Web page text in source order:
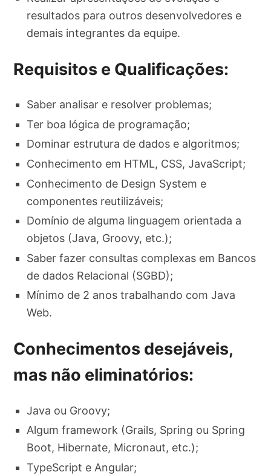
resultados para outros desenvolvedores e
demais integrantes da equipe.
Requisitos e Qualificações:
Saber analisar e resolver problemas;
Ter boa lógica de programação;
Dominar estrutura de dados e algoritmos;
Conhecimento em HTML, CSS, JavaScript;
Conhecimento de Design System e
componentes reutilizáveis;
Domínio de alguma linguagem orientada a
objetos (Java, Groovy, etc.);
Saber fazer consultas complexas em Bancos
de dados Relacional (SGBD);
Mínimo de 2 anos trabalhando com Java
Web.
Conhecimentos desejáveis,
mas não eliminatórios:
Java ou Groovy;
Algum framework (Grails, Spring ou Spring
Boot, Hibernate, Micronaut, etc.);
TypeScript e Angular;